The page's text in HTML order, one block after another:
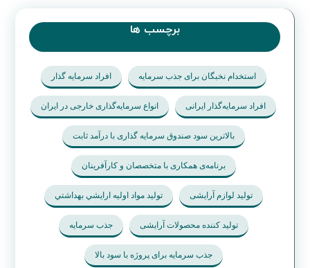
برچسب ها
استخدام نخبگان برای جذب سرمایه افراد سرمایه گذار
افراد سرمایه‌گذار ایرانی انواع سرمایه‌گذاری خارجی در ایران
بالاترین سود صندوق سرمایه گذاری با درآمد ثابت
برنامه‌ی همکاری با متخصصان و کارآفرینان
تولید لوازم آرایشی تولید مواد اوليه ارايشي بهداشتي
تولید کننده محصولات آرایشی جذب سرمایه
جذب سرمایه برای پروژه با سود بالا